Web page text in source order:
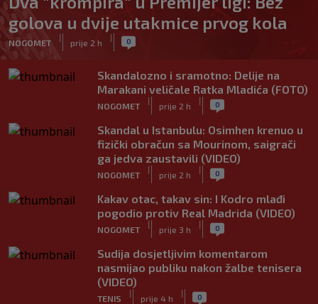
golova u dvije utakmice prvog kola
NOGOMET
|
prije 2 h
| 0
Skandalozno i sramotno: Delije na
Marakani veličale Ratka Mladića (FOTO)
NOGOMET
|
prije 2 h
| 0
Skandal u Istanbulu: Osimhen krenuo u
fizički obračun sa Mourinom, saigrači
ga jedva zaustavili (VIDEO)
NOGOMET
|
prije 2 h
| 0
Kakav otac, takav sin: I Kodro mlađi
pogodio protiv Real Madrida (VIDEO)
NOGOMET
|
prije 3 h
| 0
Sudija dosjetljivim komentarom
nasmijao publiku nakon žalbe tenisera
(VIDEO)
TENIS
|
prije 4 h
| 0